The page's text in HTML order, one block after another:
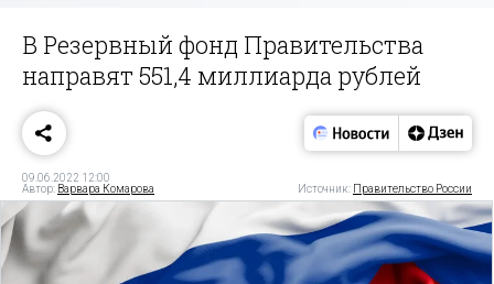
В Резервный фонд Правительства
направят 551,4 миллиарда рублей
09.06.2022 12:00
Автор: Варвара Комарова Источник: Правительство России